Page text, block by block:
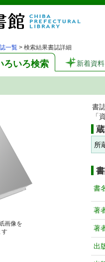
一覧 > 検索結果書誌詳細
ろいろ検索 新着資料
画像を
す
書
「
所
書
著
著
出